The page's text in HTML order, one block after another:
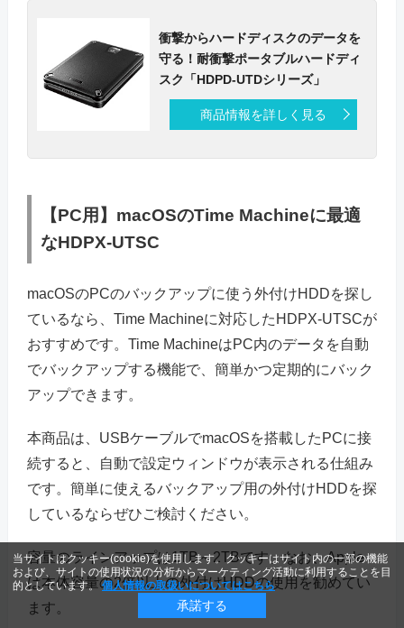
衝撃からハードディスクのデータを
守る！耐衝撃ポータブルハードディ
スク「HDPD-UTDシリーズ」
商品情報を詳しく見る
【PC用】macOSのTime Machineに最適
なHDPX-UTSC
macOSのPCのバックアップに使う外付けHDDを探し
ているなら、Time Machineに対応したHDPX-UTSCが
おすすめです。Time MachineはPC内のデータを自動
でバックアップする機能で、簡単かつ定期的にバック
アップできます。
本商品は、USBケーブルでmacOSを搭載したPCに接
続すると、自動で設定ウィンドウが表示される仕組み
です。簡単に使えるバックアップ用の外付けHDDを探
しているならぜひご検討ください。
容量のラインアップは1TB～2TBです。なお、Apple
は本体容量の2倍以上の外付けHDDの使用を勧めてい
ます。
当サイトはクッキー(cookie)を使用します。クッキーはサイト内の一部の機能
および、サイトの使用状況の分析からマーケティング活動に利用することを目
的としています。 個人情報の取扱いについてはこちら
承諾する